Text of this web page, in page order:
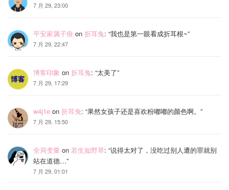
7 月 29, 23:00
平安家属子痕 on 折耳兔: “我也是第一眼看成折耳根~”
7 月 29, 22:47
博客印象 on 折耳兔: “太美了”
7 月 29, 17:29
w4j1e on 折耳兔: “果然女孩子还是喜欢粉嘟嘟的颜色啊。 ”
7 月 29, 15:50
全局变量 on 若生如野草: “说得太对了，没吃过别人遭的罪就别
站在道德…”
7 月 29, 01:01